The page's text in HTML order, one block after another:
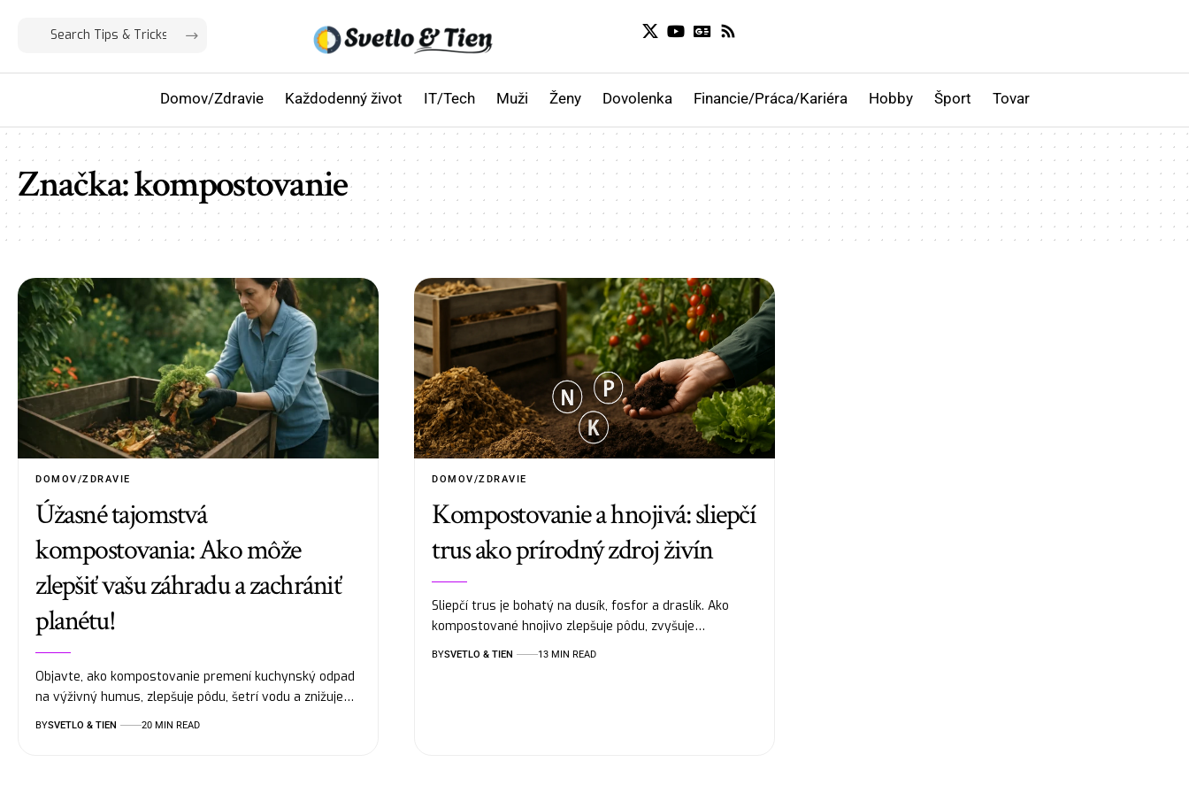
Domov/Zdravie Každodenný život IT/Tech Muži Ženy Dovolenka Financie/Práca/Kariéra Hobby Šport Tovar
Značka:kompostovanie
DOMOV/ZDRAVIE
Úžasné tajomstvá
kompostovania: Ako môže
zlepšiť vašu záhradu a zachrániť
planétu!
Objavte, ako kompostovanie premení kuchynský odpad
na výživný humus, zlepšuje pôdu, šetrí vodu a znižuje…
BYSVETLO & TIEN 20 MIN READ
DOMOV/ZDRAVIE
Kompostovanie a hnojivá: sliepčí
trus ako prírodný zdroj živín
Sliepčí trus je bohatý na dusík, fosfor a draslík. Ako
kompostované hnojivo zlepšuje pôdu, zvyšuje…
BYSVETLO & TIEN 13 MIN READ